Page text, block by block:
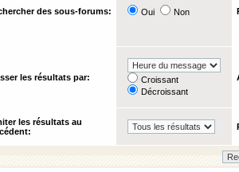
des sous-forums: Oui Non
les résultats par:
Croissant
Décroissant
les résultats au